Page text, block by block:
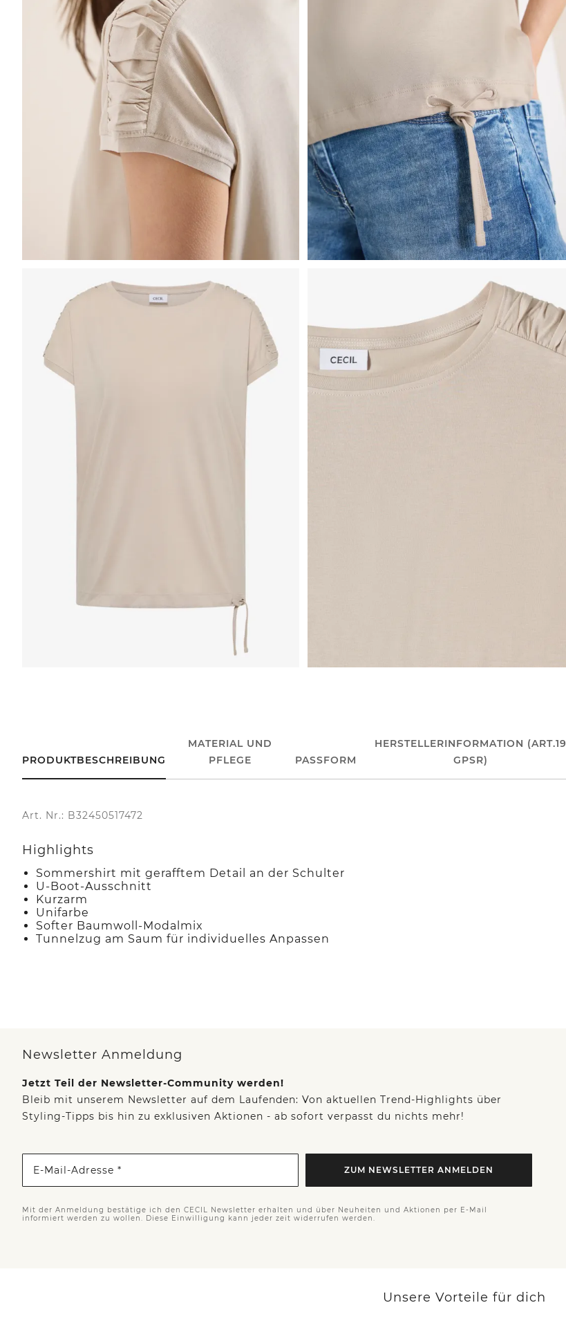
PRODUKTBESCHREIBUNG
MATERIAL UND
PFLEGE
PASSFORM
HERSTELLERINFORMATION (ART.19
GPSR)
Art. Nr.: B32450517472
Highlights
Sommershirt mit gerafftem Detail an der Schulter
U-Boot-Ausschnitt
Kurzarm
Unifarbe
Softer Baumwoll-Modalmix
Tunnelzug am Saum für individuelles Anpassen
Newsletter Anmeldung
Jetzt Teil der Newsletter-Community werden!
Bleib mit unserem Newsletter auf dem Laufenden: Von aktuellen Trend-Highlights über
Styling-Tipps bis hin zu exklusiven Aktionen - ab sofort verpasst du nichts mehr!
E-Mail-Adresse * ZUM NEWSLETTER ANMELDEN
Mit der Anmeldung bestätige ich den CECIL Newsletter erhalten und über Neuheiten und Aktionen per E-Mail
informiert werden zu wollen. Diese Einwilligung kann jeder zeit widerrufen werden.
Unsere Vorteile für dich